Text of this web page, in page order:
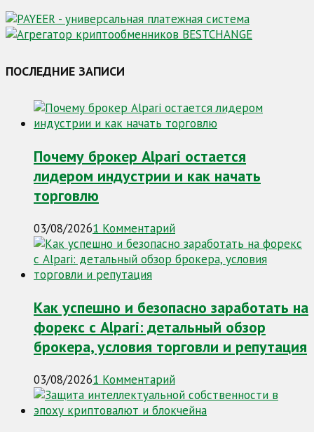
ПОСЛЕДНИЕ ЗАПИСИ
Почему брокер Alpari остается
лидером индустрии и как начать
торговлю
03/08/20261 Комментарий
Как успешно и безопасно заработать на
форекс с Alpari: детальный обзор
брокера, условия торговли и репутация
03/08/20261 Комментарий